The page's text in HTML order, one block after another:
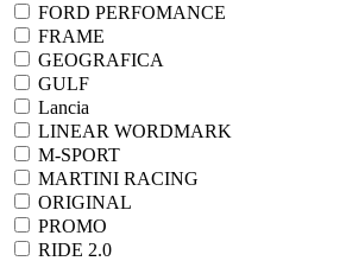
FORD PERFOMANCE
FRAME
GEOGRAFICA
GULF
Lancia
LINEAR WORDMARK
M-SPORT
MARTINI RACING
ORIGINAL
PROMO
RIDE 2.0